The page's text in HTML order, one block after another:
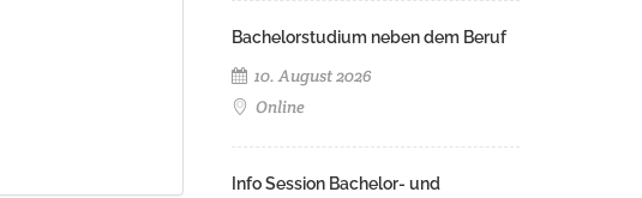
Bachelorstudium neben dem Beruf
10. August 2026
Online
Info Session Bachelor- und